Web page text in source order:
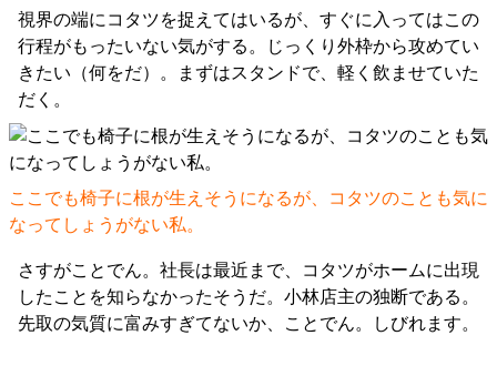
視界の端にコタツを捉えてはいるが、すぐに入ってはこの
行程がもったいない気がする。じっくり外枠から攻めてい
きたい（何をだ）。まずはスタンドで、軽く飲ませていた
だく。
ここでも椅子に根が生えそうになるが、コタツのことも気に
なってしょうがない私。
さすがことでん。社長は最近まで、コタツがホームに出現
したことを知らなかったそうだ。小林店主の独断である。
先取の気質に富みすぎてないか、ことでん。しびれます。